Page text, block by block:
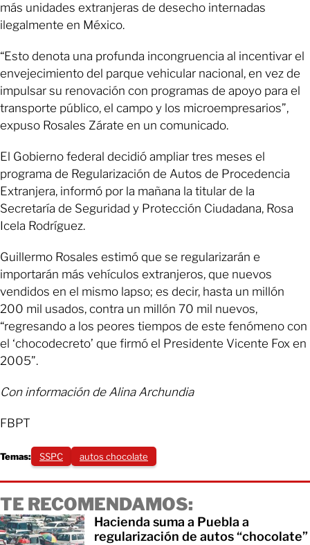
más unidades extranjeras de desecho internadas
ilegalmente en México.
“Esto denota una profunda incongruencia al incentivar el
envejecimiento del parque vehicular nacional, en vez de
impulsar su renovación con programas de apoyo para el
transporte público, el campo y los microempresarios”,
expuso Rosales Zárate en un comunicado.
El Gobierno federal decidió ampliar tres meses el
programa de Regularización de Autos de Procedencia
Extranjera, informó por la mañana la titular de la
Secretaría de Seguridad y Protección Ciudadana, Rosa
Icela Rodríguez.
Guillermo Rosales estimó que se regularizarán e
importarán más vehículos extranjeros, que nuevos
vendidos en el mismo lapso; es decir, hasta un millón
200 mil usados, contra un millón 70 mil nuevos,
“regresando a los peores tiempos de este fenómeno con
el ‘chocodecreto’ que firmó el Presidente Vicente Fox en
2005”.
Con información de Alina Archundia
FBPT
Temas: SSPC autos chocolate
TE RECOMENDAMOS:
Hacienda suma a Puebla a
regularización de autos “chocolate”